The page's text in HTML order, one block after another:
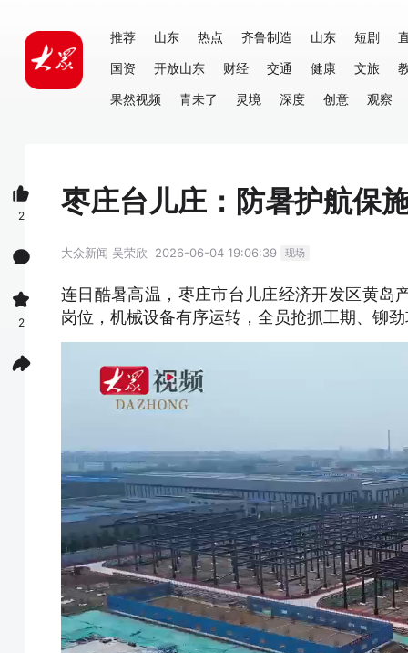
推荐 山东 热点 齐鲁制造 山东 短剧
国资
开放山东 财经 交通 健康 文旅
果然视频
青未了 灵境 深度 创意 观察
枣庄台儿庄：防暑护航保
大众新闻 吴荣欣 2026-06-04 19:06:39 现场
连日酷暑高温，枣庄市台儿庄经济开发区黄岛
岗位，机械设备有序运转，全员抢抓工期、铆
2
2